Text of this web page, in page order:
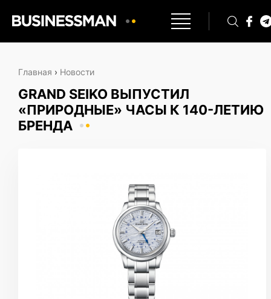
Главная › Новости
GRAND SEIKO ВЫПУСТИЛ
«ПРИРОДНЫЕ» ЧАСЫ К 140-ЛЕТИЮ
БРЕНДА